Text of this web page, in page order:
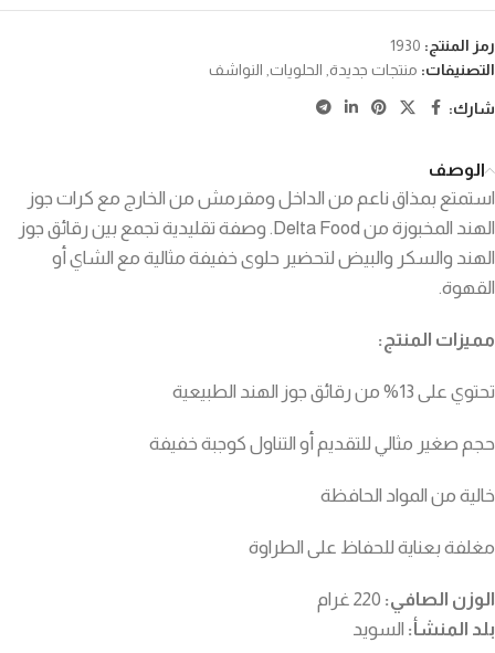
رمز المنتج: 1930
التصنيفات: منتجات جديدة الحلويات النواشف
شارك:
الوصف
استمتع بمذاق ناعم من الداخل ومقرمش من الخارج مع كرات جوز
الهند المخبوزة من Delta Food. وصفة تقليدية تجمع بين رقائق جوز
الهند والسكر والبيض لتحضير حلوى خفيفة مثالية مع الشاي أو
القهوة.
مميزات المنتج:
تحتوي على 13% من رقائق جوز الهند الطبيعية
حجم صغير مثالي للتقديم أو التناول كوجبة خفيفة
خالية من المواد الحافظة
مغلفة بعناية للحفاظ على الطراوة
الوزن الصافي:
بلد المنشأ: السويد